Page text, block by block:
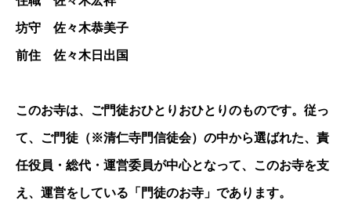
坊守 佐々木恭美子
前住 佐々木日出国
このお寺は、ご門徒おひとりおひとりのものです。従っ
て、ご門徒（※清仁寺門信徒会）の中から選ばれた、責
任役員・総代・運営委員が中心となって、このお寺を支
え、運営をしている「門徒のお寺」であります。